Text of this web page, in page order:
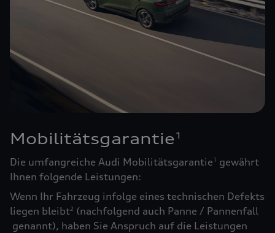
Mobilitätsgarantie1
Die umfangreiche Audi Mobilitätsgarantie1
gewährt
Ihnen folgende Leistungen:
Wenn Ihr Fahrzeug infolge eines technischen Defekts
liegen bleibt2 (nachfolgend auch Panne / Pannenfall
genannt), haben Sie Anspruch auf die Leistungen